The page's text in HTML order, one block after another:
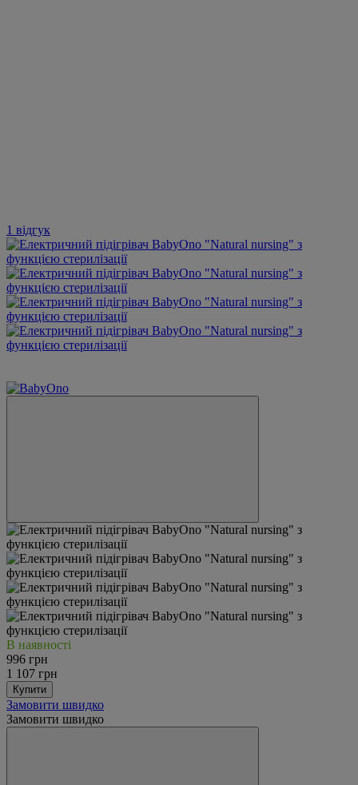
1 відгук
В наявності
996 грн
1 107 грн
Купити
Замовити швидко
Замовити швидко